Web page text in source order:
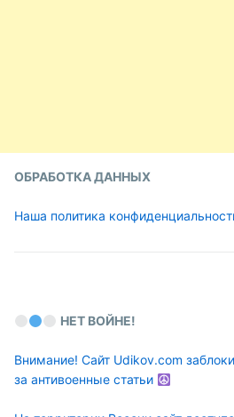
ОБРАБОТКА ДАННЫХ
Наша политика
НЕТ ВОЙНЕ!
Внимание! Сайт Udikov.com
за антивоенные статьи